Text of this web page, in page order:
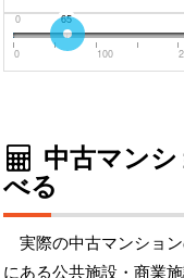
0 65
0 100
中古マン
べる
実際の中古マンショ
にある公共施設・商業